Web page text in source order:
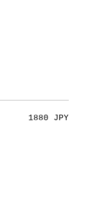
1880 JPY